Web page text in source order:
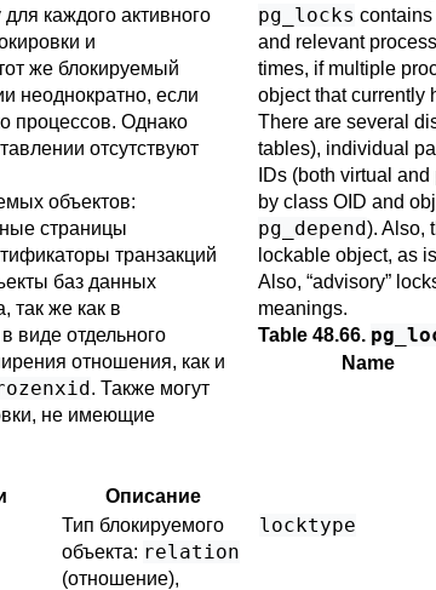
каждого активного
и
же блокируемый
неоднократно, если
процессов. Однако
отсутствуют
объектов:
страницы
транзакций
баз данных
так же как в
виде отдельного
отношения, как и
. Также могут
не имеющие
Описание
Тип блокируемого
объекта: relation
(отношение),
pg_locks
and relevant
times, if multiple
object that currently
There are several
tables), individual
IDs (both virtual
by class OID and
pg_depend). Also,
lockable object, as
Also, “advisory”
meanings.
Table 48.66.
Name
locktype